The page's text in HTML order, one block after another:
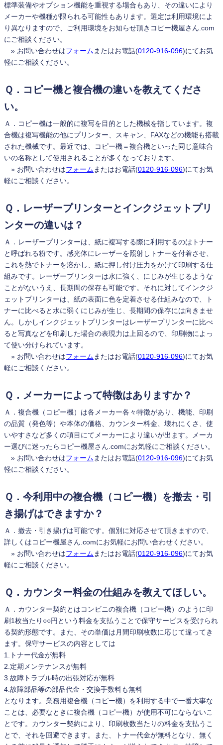
標準装備やオプション機能を重視する場合もあり、その違いにより
メーカーや機種が限られる可能性もあります。選定は利用環境によ
り異なりますので、ご利用環境をお知らせ頂きコピー機屋さん.com
にご相談ください。
» お問い合わせはフォーム またはお電話(0120-916-096)にてお気
軽にご相談ください。
Ｑ．コピー機と複合機の違いを教えてくださ
い。
Ａ．コピー機は一般的に複写を目的とした機械を指しています。複
合機は複写機能の他にプリンター、スキャン、FAXなどの機能も搭載
された機械です。最近では、コピー機＝複合機といった同じ意味合
いの名称として使用されることが多くなっております。
» お問い合わせはフォーム またはお電話(0120-916-096)にてお気
軽にご相談ください。
Ｑ．レーザープリンターとインクジェットプリ
ンターの違いは？
Ａ．レーザープリンターは、紙に複写する際に利用するのはトナー
と呼ばれる粉です。感光体にレーザーを照射しトナーを付着させ、
これを熱でトナーを溶かし、紙に押し付け圧力をかけて印刷する仕
組みです。レーザープリンターは水に強く、にじみが生じるような
ことがないうえ、長期間の保存も可能です。それに対してインクジ
ェットプリンターは、紙の表面に色を定着させる仕組みなので、ト
ナーに比べると水に弱くにじみが生じ、長期間の保存には向きませ
ん。しかしインクジェットプリンターはレーザープリンターに比べ
ると写真などを印刷した場合の表現力は上回るので、印刷物によっ
て使い分けられています。
» お問い合わせはフォーム またはお電話(0120-916-096)にてお気
軽にご相談ください。
Ｑ．メーカーによって特徴はありますか？
Ａ．複合機（コピー機）は各メーカー各々特徴があり、機能、印刷
の品質（発色等）や本体の価格、カウンター料金、壊れにくさ、使
いやすさなど多くの項目にてメーカーにより違いが出ます。メーカ
ー選びに迷ったらコピー機屋さん.comにお気軽にご相談ください。
» お問い合わせはフォーム またはお電話(0120-916-096)にてお気
軽にご相談ください。
Ｑ．今利用中の複合機（コピー機）を撤去・引
き揚げはできますか？
Ａ．撤去・引き揚げは可能です。個別に対応させて頂きますので、
詳しくはコピー機屋さん.comにお気軽にお問い合わせください。
» お問い合わせはフォーム またはお電話(0120-916-096)にてお気
軽にご相談ください。
Ｑ．カウンター料金の仕組みを教えてほしい。
Ａ．カウンター契約とはコンビニの複合機（コピー機）のように印
刷1枚当たり○○円という料金を支払うことで保守サービスを受けられ
る契約形態です。また、その単価は月間印刷枚数に応じて違ってき
ます。保守サービスの内容としては
1.トナー代金が無料
2.定期メンテナンスが無料
3.故障トラブル時の出張対応が無料
4.故障部品等の部品代金・交換手数料も無料
となります。業務用複合機（コピー機）を利用する中で一番大事な
ことは、必要なときに複合機（コピー機）が使用不可にならないこ
とです。カウンター契約により、印刷枚数当たりの料金を支払うこ
とで、それを回避できます。また、トナー代金が無料となり、無く